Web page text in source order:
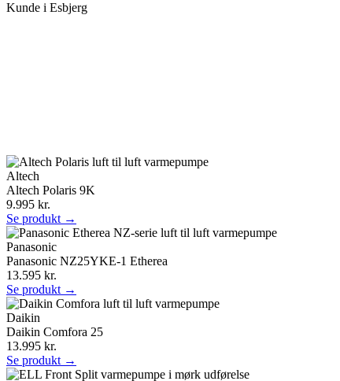
Kunde i Esbjerg
Altech
Altech Polaris 9K
9.995 kr.
Se produkt →
Panasonic
Panasonic NZ25YKE-1 Etherea
13.595 kr.
Se produkt →
Daikin
Daikin Comfora 25
13.995 kr.
Se produkt →